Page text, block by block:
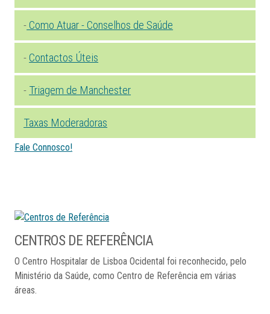
- Como Atuar - Conselhos de Saúde
- Contactos Úteis
- Triagem de Manchester
Taxas Moderadoras
Fale Connosco!
CENTROS DE REFERÊNCIA
O Centro Hospitalar de Lisboa Ocidental foi reconhecido, pelo
Ministério da Saúde, como Centro de Referência em várias
áreas.